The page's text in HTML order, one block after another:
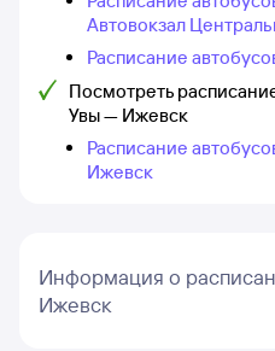
Автовокзал
Расписание
Посмотреть
Увы — Ижевск
Расписание
Ижевск
Информация о
Ижевск